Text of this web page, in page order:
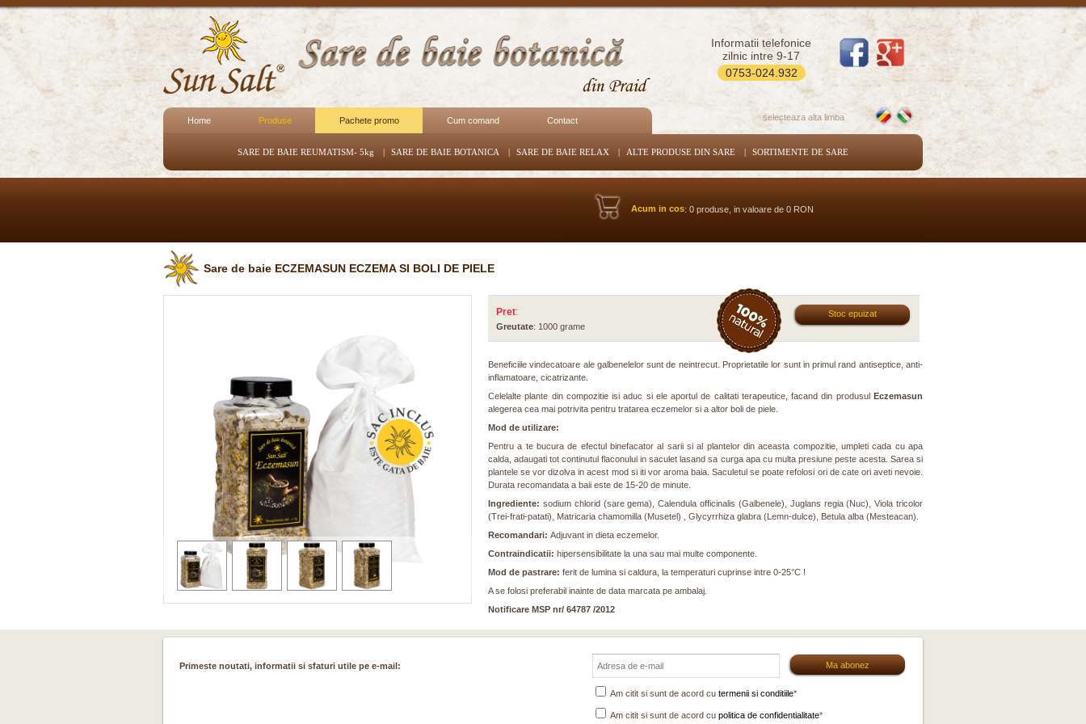
Informatii telefonice
zilnic intre 9-17
0753-024.932
Home Produse Pachete promo Cum comand Contact
SARE DE BAIE REUMATISM- 5kg | SARE DE BAIE BOTANICA | SARE DE BAIE RELAX | ALTE PRODUSE DIN SARE | SORTIMENTE DE SARE
selecteaza alta limba
Acum in cos: 0 produse, in valoare de 0 RON
Sare de baie ECZEMASUN ECZEMA SI BOLI DE PIELE
Pret:
Greutate: 1000 grame
Stoc epuizat
Beneficiile vindecatoare ale galbenelelor sunt de neintrecut. Proprietatile lor sunt in primul rand antiseptice, anti-
inflamatoare, cicatrizante.
Celelalte plante din compozitie isi aduc si ele aportul de calitati terapeutice, facand din produsul Eczemasun
alegerea cea mai potrivita pentru tratarea eczemelor si a altor boli de piele.
Mod de utilizare:
Pentru a te bucura de efectul binefacator al sarii si al plantelor din aceasta compozitie, umpleti cada cu apa
calda, adaugati tot continutul flaconului in saculet lasand sa curga apa cu multa presiune peste acesta. Sarea si
plantele se vor dizolva in acest mod si iti vor aroma baia. Saculetul se poate refolosi ori de cate ori aveti nevoie.
Durata recomandata a baii este de 15-20 de minute.
Ingrediente: sodium chlorid (sare gema), Calendula officinalis (Galbenele), Juglans regia (Nuc), Viola tricolor
(Trei-frati-patati), Matricaria chamomilla (Musetel) , Glycyrrhiza glabra (Lemn-dulce), Betula alba (Mesteacan).
Recomandari: Adjuvant in dieta eczemelor.
Contraindicatii: hipersensibilitate la una sau mai multe componente.
Mod de pastrare: ferit de lumina si caldura, la temperaturi cuprinse intre 0-25°C !
A se folosi preferabil inainte de data marcata pe ambalaj.
Notificare MSP nr/ 64787 /2012
Primeste noutati, informatii si sfaturi utile pe e-mail:
Am citit si sunt de acord cu termenii si conditiile*
Am citit si sunt de acord cu politica de confidentialitate*